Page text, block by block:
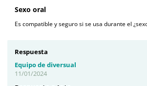
Sexo oral
Es compatible y seguro si se usa durante el
Respuesta
Equipo de diversual
11/01/2024